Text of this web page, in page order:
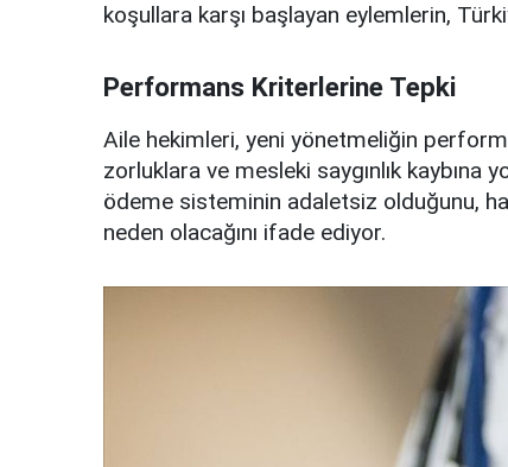
koşullara karşı başlayan eylemlerin,
Performans Kriterlerine Tepki
Aile hekimleri, yeni yönetmeliğin
zorluklara ve mesleki saygınlık kaybına
ödeme sisteminin adaletsiz olduğunu,
neden olacağını ifade ediyor.